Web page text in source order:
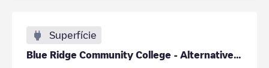
Superfície
Blue Ridge Community College - Alternative Fuels Lab